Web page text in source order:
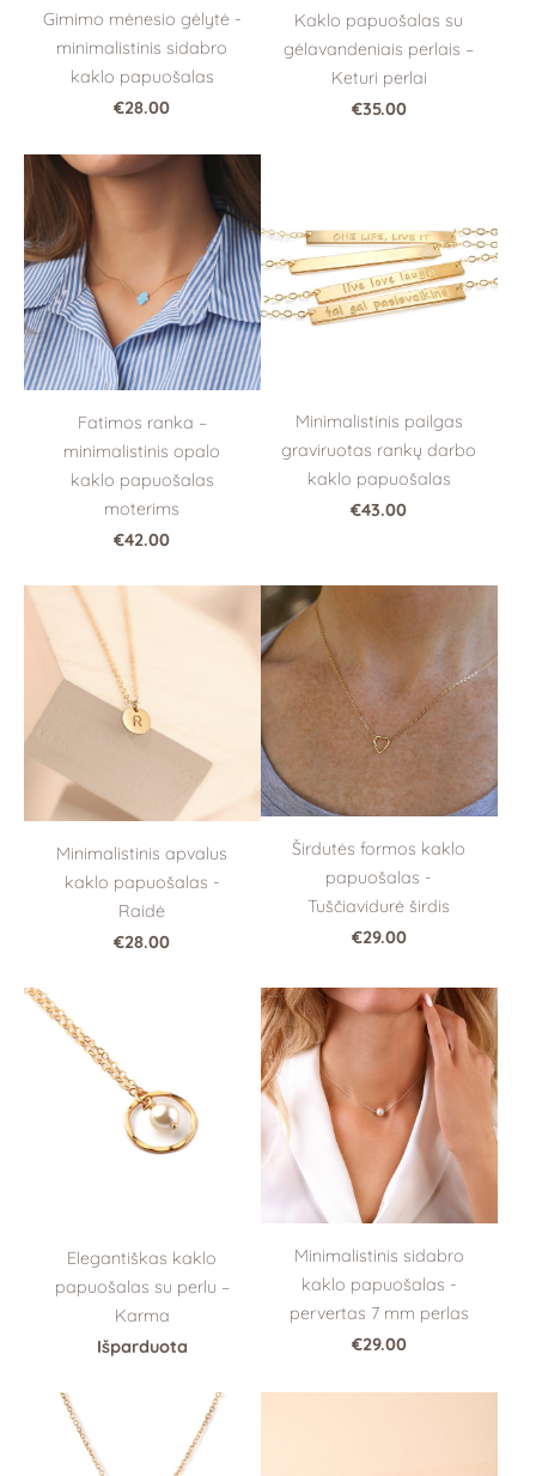
Gimimo mėnesio gėlytė -
minimalistinis sidabro
kaklo papuošalas
€28.00
Kaklo papuošalas su
gėlavandeniais perlais –
Keturi perlai
€35.00
Fatimos ranka –
minimalistinis opalo
kaklo papuošalas
moterims
€42.00
Minimalistinis pailgas
graviruotas rankų darbo
kaklo papuošalas
€43.00
Minimalistinis apvalus
kaklo papuošalas -
Raidė
€28.00
Širdutės formos kaklo
papuošalas -
Tuščiavidurė širdis
€29.00
Elegantiškas kaklo
papuošalas su perlu –
Karma
Išparduota
Minimalistinis sidabro
kaklo papuošalas -
pervertas 7 mm perlas
€29.00